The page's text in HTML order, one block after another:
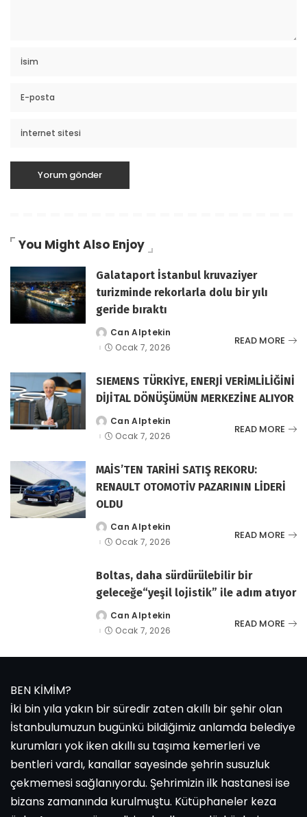
You Might Also Enjoy
Galataport İstanbul kruvaziyer
turizminde rekorlarla dolu bir yılı
geride bıraktı
tarafından
gönderildi
Can Alptekin
Ocak 7, 2026
READ MORE
SIEMENS TÜRKİYE, ENERJİ VERİMLİLİĞİNİ
DİJİTAL DÖNÜŞÜMÜN MERKEZİNE ALIYOR
tarafından
gönderildi
Can Alptekin
Ocak 7, 2026
READ MORE
MAİS’TEN TARİHİ SATIŞ REKORU:
RENAULT OTOMOTİV PAZARININ LİDERİ
OLDU
tarafından
gönderildi
Can Alptekin
Ocak 7, 2026
READ MORE
Boltas, daha sürdürülebilir bir
geleceğe“yeşil lojistik” ile adım atıyor
tarafından
gönderildi
Can Alptekin
Ocak 7, 2026
READ MORE
BEN KİMİM?
İki bin yıla yakın bir süredir zaten akıllı bir şehir olan
İstanbulumuzun bugünkü bildiğimiz anlamda belediye
kurumları yok iken akıllı su taşıma kemerleri ve
bentleri vardı, kanallar sayesinde şehrin susuzluk
çekmemesi sağlanıyordu. Şehrimizin ilk hastanesi ise
bizans zamanında kurulmuştu. Kütüphaneler keza